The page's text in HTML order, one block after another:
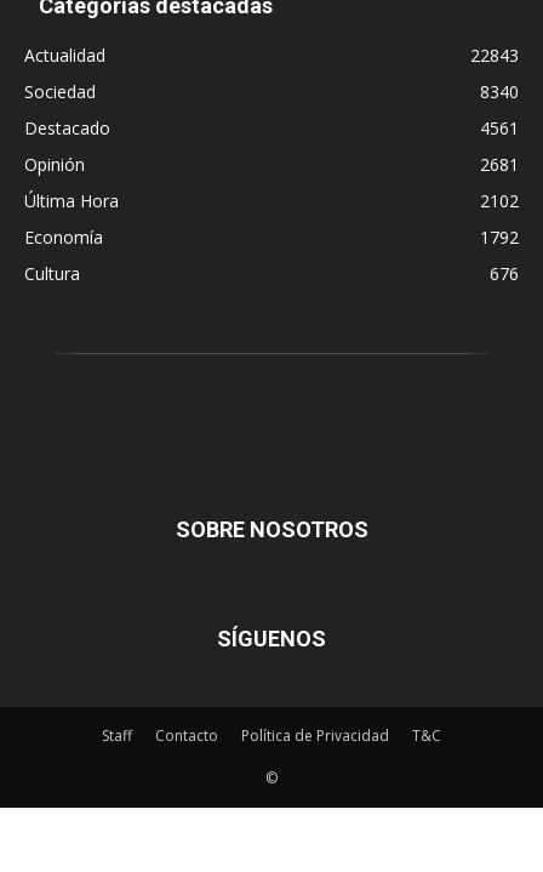
Categorías destacadas
Actualidad
22843
Sociedad
8340
Destacado
4561
Opinión
2681
Última Hora
2102
Economía
1792
Cultura
676
SOBRE NOSOTROS
SÍGUENOS
Staff Contacto Política de Privacidad T&C
©